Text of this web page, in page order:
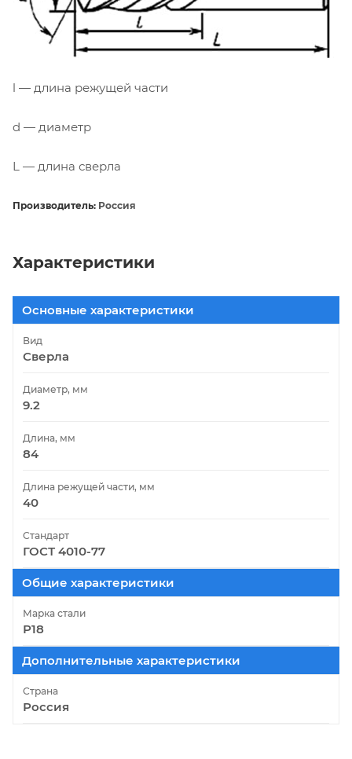
l — длина режущей части
d — диаметр
L — длина сверла
Производитель: Россия
Характеристики
Основные характеристики
Вид
Сверла
Диаметр, мм
9.2
Длина, мм
84
Длина режущей части, мм
40
Стандарт
ГОСТ 4010-77
Общие характеристики
Марка стали
Р18
Дополнительные характеристики
Страна
Россия